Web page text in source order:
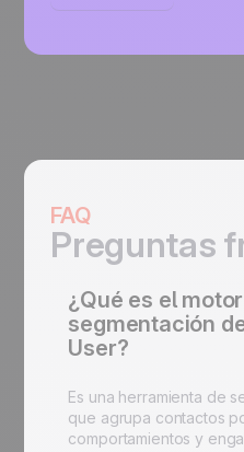
FAQ
Preguntas
¿Qué es el
segmentación
User?
Es una herramienta de
que agrupa contactos
comportamientos y